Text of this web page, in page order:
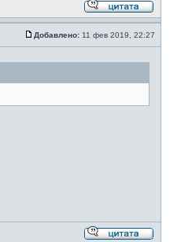
Добавлено: 11 фев 2019, 22:27